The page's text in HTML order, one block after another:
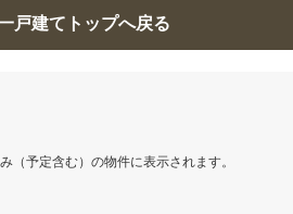
戸建てトップへ戻る
（予定含む）の物件に表示されます。